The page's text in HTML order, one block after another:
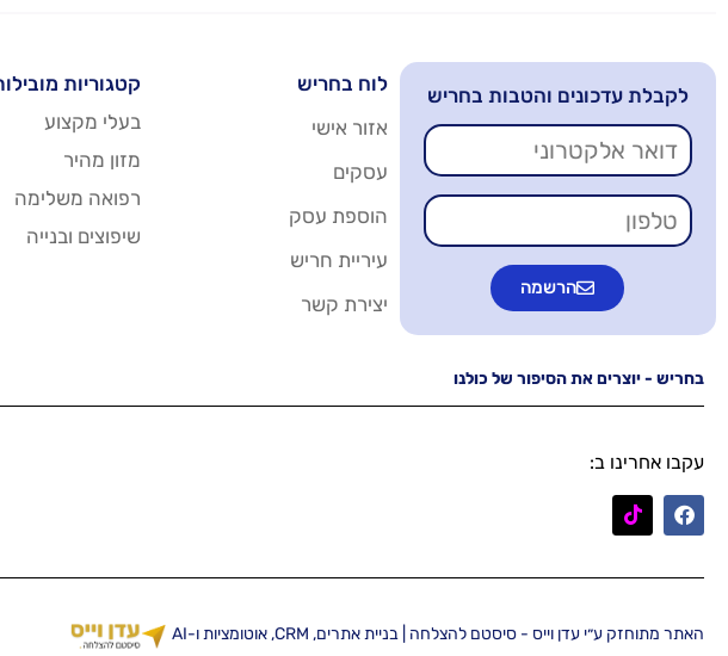
לקבלת עדכונים והטבות בחריש
הרשמה
לוח בחריש
אזור אישי
עסקים
הוספת עסק
עיריית חריש
יצירת קשר
קטגוריות
בעלי מקצוע
מזון מהיר
רפואה משלימה
שיפוצים ובנייה
בחריש - יוצרים את הסיפור של כולנו
עקבו אחרינו ב:
האתר מתוחזק ע״י עדן וייס - סיסטם להצלחה | בניית אתרים, CRM, אוטומציות ו-AI